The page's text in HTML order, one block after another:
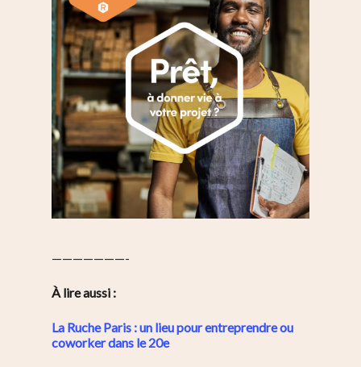
———————-
À lire aussi :
La Ruche Paris : un lieu pour entreprendre ou
coworker dans le 20e
Plaine Lagny
Saint-Blaise / Réunion